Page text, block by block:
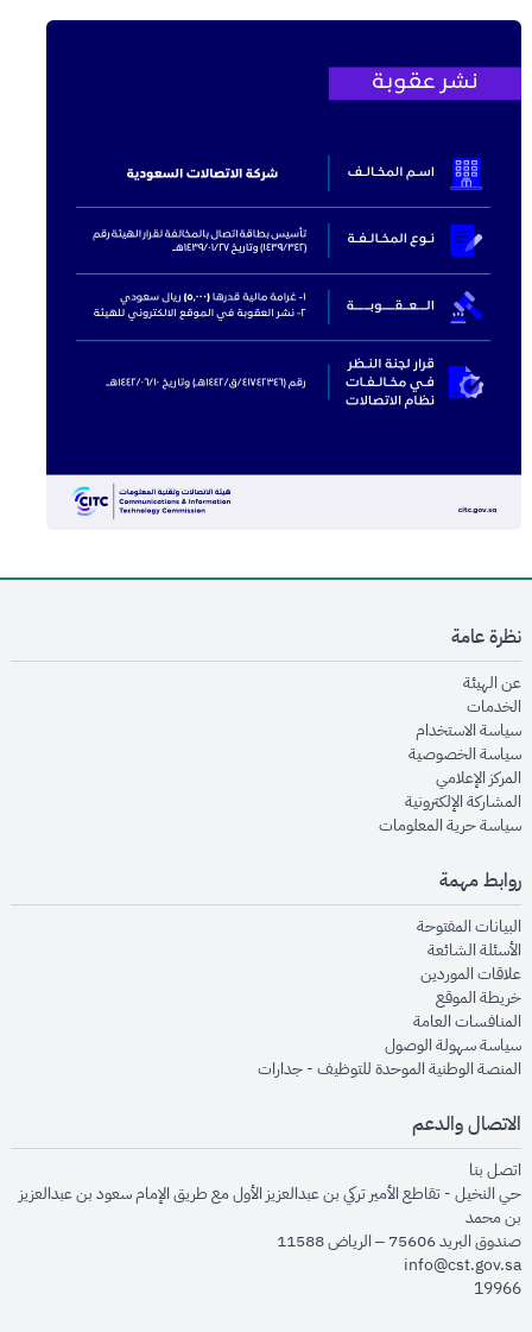
نظرة عامة
عن الهيئةopens in new window
الخدماتopens in new window
سياسة الاستخدام
سياسة الخصوصيةopens in new window
المركز الإعلاميopens in new window
المشاركة الإلكترونيةopens in new window
سياسة حرية المعلوماتopens in new window
روابط مهمة
البيانات المفتوحةopens in new window
الأسئلة الشائعةopens in new window
علاقات الموردينopens in new window
خريطة الموقعopens in new window
المنافسات العامةopens in new window
سياسة سهولة الوصولopens in new window
المنصة الوطنية الموحدة للتوظيف - جداراتopens in new window
الاتصال والدعم
اتصل بنا
حي النخيل - تقاطع الأمير تركي بن عبدالعزيز الأول مع طريق الإمام سعود بن عبدالعزيز
بن محمد
صندوق البريد 75606 – الرياض 11588
info@cst.gov.sa
19966